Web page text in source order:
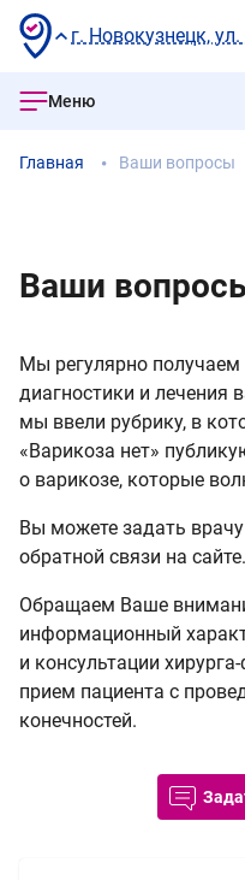
г. Новокузнецк,
Меню
Главная Ваши вопросы
Ваши
Мы регулярно получаем
диагностики и лечения
мы ввели рубрику, в
«Варикоза нет»
о варикозе, которые
Вы можете задать
обратной связи на сайте.
Обращаем Ваше
информационный
и консультации
прием пациента с
конечностей.